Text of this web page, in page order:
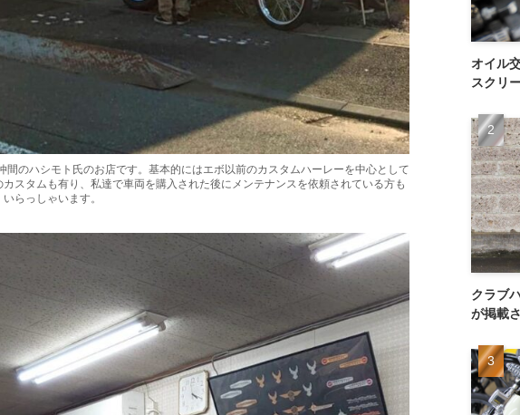
のハシモト氏のお店です。基本的にはエボ以前のカスタムハーレーを中心として
スタムも有り、私達で車両を購入された後にメンテナンスを依頼されている方も
いらっしゃいます。
オイル
スクリ
クラブ
が掲載